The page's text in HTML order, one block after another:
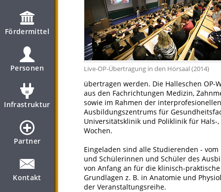
Fördermittel
Personen
Infrastruktur
Partner
Kontakt
Live-OP-Übertragung in den Hörsaal (2014)
übertragen werden. Die Halleschen
aus den Fachrichtungen Medizin,
sowie im Rahmen der
Ausbildungszentrums für
Universitätsklinik und Poliklinik für
Wochen.
Eingeladen sind alle Studierenden -
und Schülerinnen und Schüler des
von Anfang an für die klinisch-
Grundlagen z. B. in Anatomie und
der Veranstaltungsreihe.